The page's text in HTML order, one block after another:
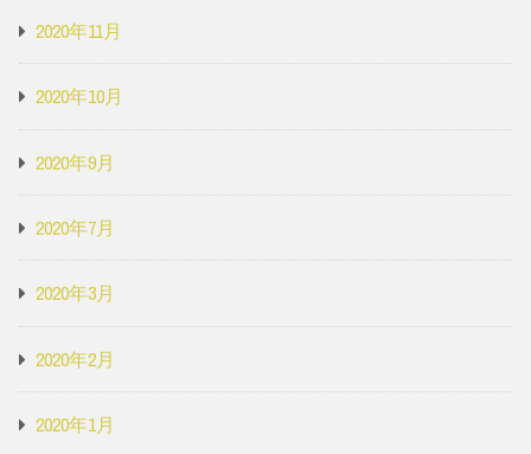
2020年11月
2020年10月
2020年9月
2020年7月
2020年3月
2020年2月
2020年1月